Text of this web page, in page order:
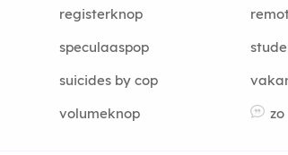
registerknop
speculaaspop
suicides by cop
volumeknop